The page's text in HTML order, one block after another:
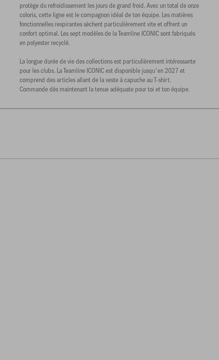
protège du refroidissement les jours de grand froid. Avec un total de onze
coloris, cette ligne est le compagnon idéal de ton équipe. Les matières
fonctionnelles respirantes sèchent particulièrement vite et offrent un
confort optimal. Les sept modèles de la Teamline ICONIC sont fabriqués
en polyester recyclé.
La longue durée de vie des collections est particulièrement intéressante
pour les clubs. La Teamline ICONIC est disponible jusqu'en 2027 et
comprend des articles allant de la veste à capuche au T-shirt.
Commande dès maintenant la tenue adéquate pour toi et ton équipe.